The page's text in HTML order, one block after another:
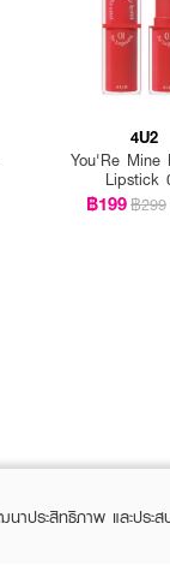
4U2
You'Re Mine
Lipstick
฿199฿299
นาประสิทธิภาพ และปร